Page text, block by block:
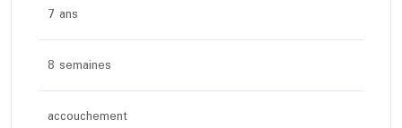
7 ans
8 semaines
accouchement